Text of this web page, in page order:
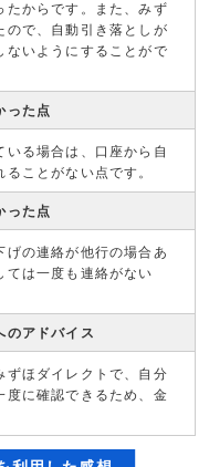
たからです。また、みず
ので、自動引き落としが
ないようにすることがで
った点
る場合は、口座から自
ことがない点です。
った点
げの連絡が他行の場合あ
ては一度も連絡がない
のアドバイス
ずほダイレクトで、自分
度に確認できるため、金